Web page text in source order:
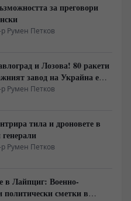
за преговори
Румен Петков
и Лозова! 80 ракети
завод на Украйна е
ли линейки „западни
Румен Петков
тила и дроновете в
Румен Петков
в Лайпциг: Военно-
политически сметки в